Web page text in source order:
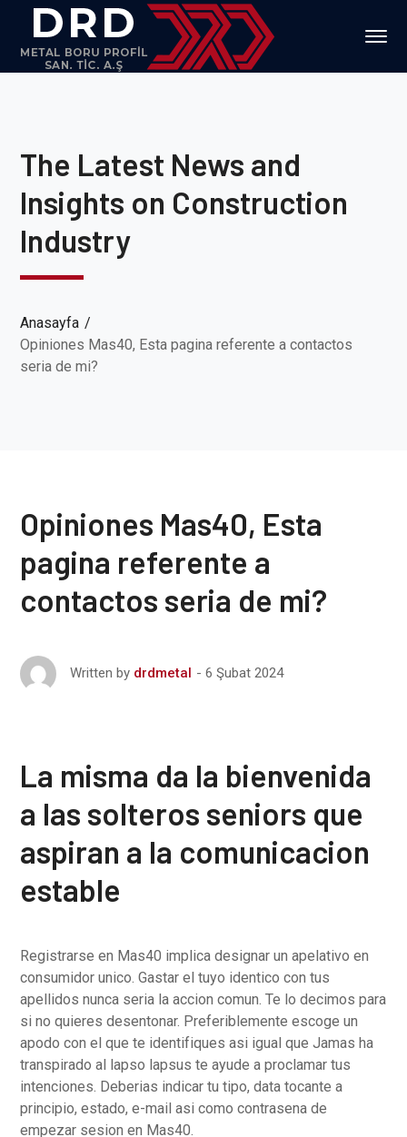
The Latest News and
Insights on Construction
Industry
Anasayfa
Opiniones Mas40, Esta pagina referente a contactos
seria de mi?
Opiniones Mas40, Esta
pagina referente a
contactos seria de mi?
Written by drdmetal 6 Şubat 2024
La misma da la bienvenida
a las solteros seniors que
aspiran a la comunicacion
estable
Registrarse en Mas40 implica designar un apelativo en
consumidor unico. Gastar el tuyo identico con tus
apellidos nunca seria la accion comun. Te lo decimos para
si no quieres desentonar. Preferiblemente escoge un
apodo con el que te identifiques asi igual que Jamas ha
transpirado al lapso lapsus te ayude a proclamar tus
intenciones. Deberias indicar tu tipo, data tocante a
principio, estado, e-mail asi como contrasena de
empezar sesion en Mas40.